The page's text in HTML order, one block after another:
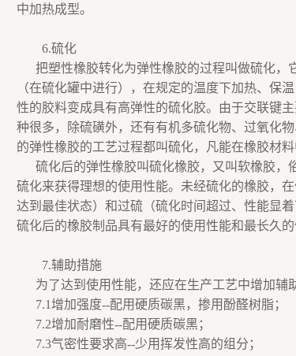
中加热成型。
6.硫化
把塑性橡胶转化为弹性橡胶的过程叫做硫化
（在硫化罐中进行），在规定的温度下加热、保
性的胶料变成具有高弹性的硫化胶。由于交联键
种很多，除硫磺外，还有有机多硫化物、过氧化
的弹性橡胶的工艺过程都叫硫化，凡能在橡胶材
硫化后的弹性橡胶叫硫化橡胶，又叫软橡胶
硫化来获得理想的使用性能。未经硫化的橡胶，
达到最佳状态）和过硫（硫化时间超过、性能显
硫化后的橡胶制品具有最好的使用性能和最长久的
7.辅助措施
为了达到使用性能，还应在生产工艺中增加辅
7.1增加强度--配用硬质碳黑，掺用酚醛树脂；
7.2增加耐磨性--配用硬质碳黑；
7.3气密性要求高--少用挥发性高的组分；